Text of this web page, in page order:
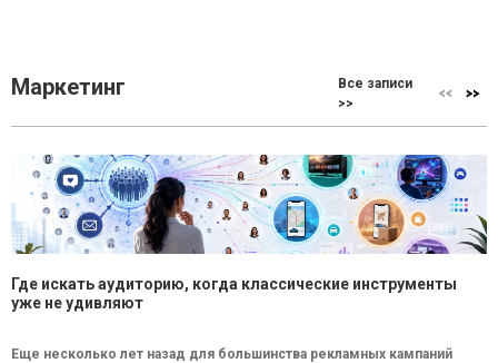
Маркетинг
Все записи
>>
Где искать аудиторию, когда классические инструменты
уже не удивляют
Еще несколько лет назад для большинства рекламных кампаний